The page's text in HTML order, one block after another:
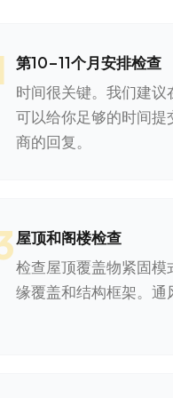
第10-11个月安排检查
时间很关键。我们建议
可以给你足够的时间提
商的回复。
屋顶和阁楼检查
检查屋顶覆盖物紧固
缘覆盖和结构框架。通